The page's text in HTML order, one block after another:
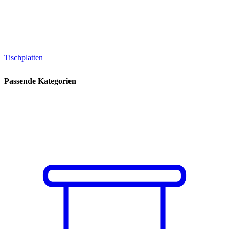
Tischplatten
Passende Kategorien